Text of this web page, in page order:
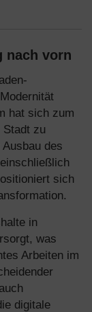
nach vorn
hat sich zum
zu
des
sich
in
was
Arbeiten im
digitale